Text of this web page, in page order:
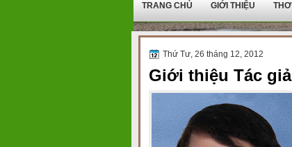
TRANG CHỦ GIỚI THIỆU THƠ
Thứ Tư, 26 tháng 12, 2012
Giới thiệu Tác giả